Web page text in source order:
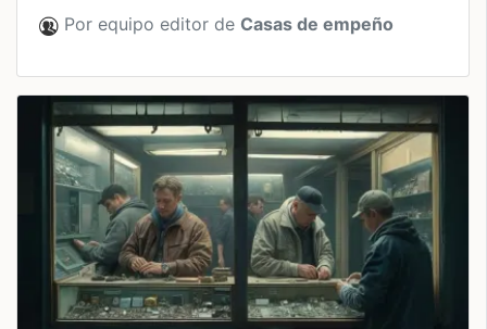
Por equipo editor de Casas de empeño